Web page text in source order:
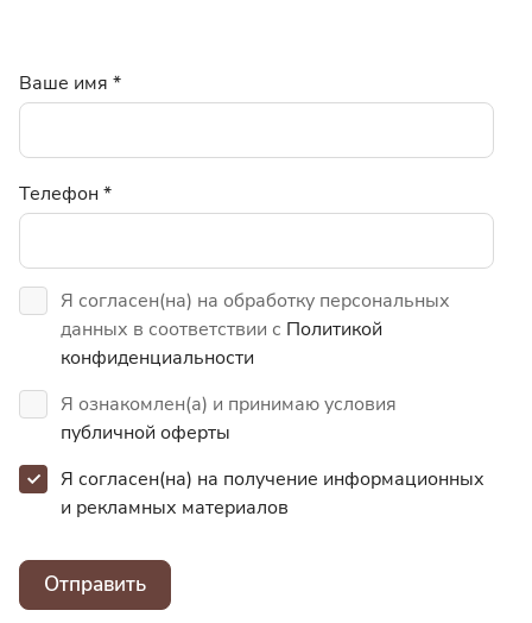
Ваше имя *
Телефон*
Я согласен(на) на обработку персональных
данных в соответствии с Политикой
конфиденциальности
Я ознакомлен(а) и принимаю условия
публичной оферты
Я согласен(на) на получение информационных
и рекламных материалов
Отправить